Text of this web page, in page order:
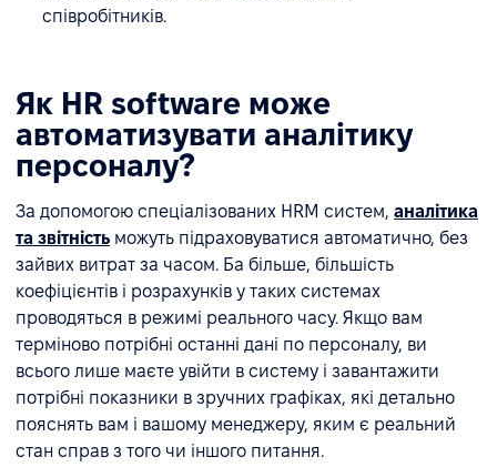
співробітників.
Як HR software може
автоматизувати аналітику
персоналу?
За допомогою спеціалізованих HRM систем, аналітика
та звітність можуть підраховуватися автоматично, без
зайвих витрат за часом. Ба більше, більшість
коефіцієнтів і розрахунків у таких системах
проводяться в режимі реального часу. Якщо вам
терміново потрібні останні дані по персоналу, ви
всього лише маєте увійти в систему і завантажити
потрібні показники в зручних графіках, які детально
пояснять вам і вашому менеджеру, яким є реальний
стан справ з того чи іншого питання.